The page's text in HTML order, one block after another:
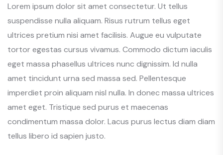
Lorem ipsum dolor sit amet consectetur. Ut tellus
suspendisse nulla aliquam. Risus rutrum tellus eget
ultrices pretium nisi amet facilisis. Augue eu vulputate
tortor egestas cursus vivamus. Commodo dictum iaculis
eget massa phasellus ultrices nunc dignissim. Id nulla
amet tincidunt urna sed massa sed. Pellentesque
imperdiet proin aliquam nisl nulla. In donec massa ultrices
amet eget. Tristique sed purus et maecenas
condimentum massa dolor. Lacus purus lectus diam diam
tellus libero id sapien justo.